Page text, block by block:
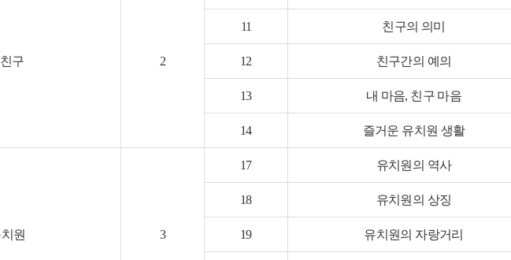
구 2
11 친구의 의미
12 친구간의 예의
13 내 마음, 친구 마음
14 즐거운 유치원 생활
원 3
17 유치원의 역사
18 유치원의 상징
19 유치원의 자랑거리